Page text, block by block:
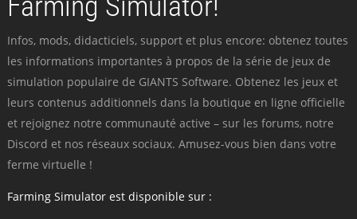
Infos, mods, didacticiels, support et plus encore: obtenez toutes
les informations importantes à propos de la série de jeux de
simulation populaire de GIANTS Software. Obtenez les jeux et
leurs contenus additionnels dans la boutique en ligne officielle
et rejoignez notre communauté active – sur les forums, notre
Discord et nos réseaux sociaux. Amusez-vous bien dans votre
ferme virtuelle !
Farming Simulator est disponible sur :